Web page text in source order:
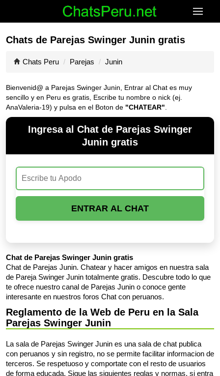
Chats de Parejas Swinger Junin gratis
Chats Peru Parejas Junin
Bienvenid@ a Parejas Swinger Junin, Entrar al Chat es muy
sencillo y en Peru es gratis, Escribe tu nombre o nick (ej.
AnaValeria-19) y pulsa en el Boton de "CHATEAR"
Ingresa al Chat de Parejas Swinger
Junin gratis
ENTRAR AL CHAT
Chat de Parejas Swinger Junin gratis
Chat de Parejas Junin. Chatear y hacer amigos en nuestra sala
de Pareja Swinger Junin totalmente gratis. Descubre todo lo que
te ofrece nuestro canal de Parejas Junin o conoce gente
interesante en nuestros foros Chat con peruanos.
Reglamento de la Web de Peru en la Sala
Parejas Swinger Junin
La sala de Parejas Swinger Junin es una sala de chat publica
con peruanos y sin registro, no se permite facilitar informacion de
terceros. Se respetuoso y comportate con el resto de usuarios
de forma educada. Sigue las siguientes reglas y normas, si entra